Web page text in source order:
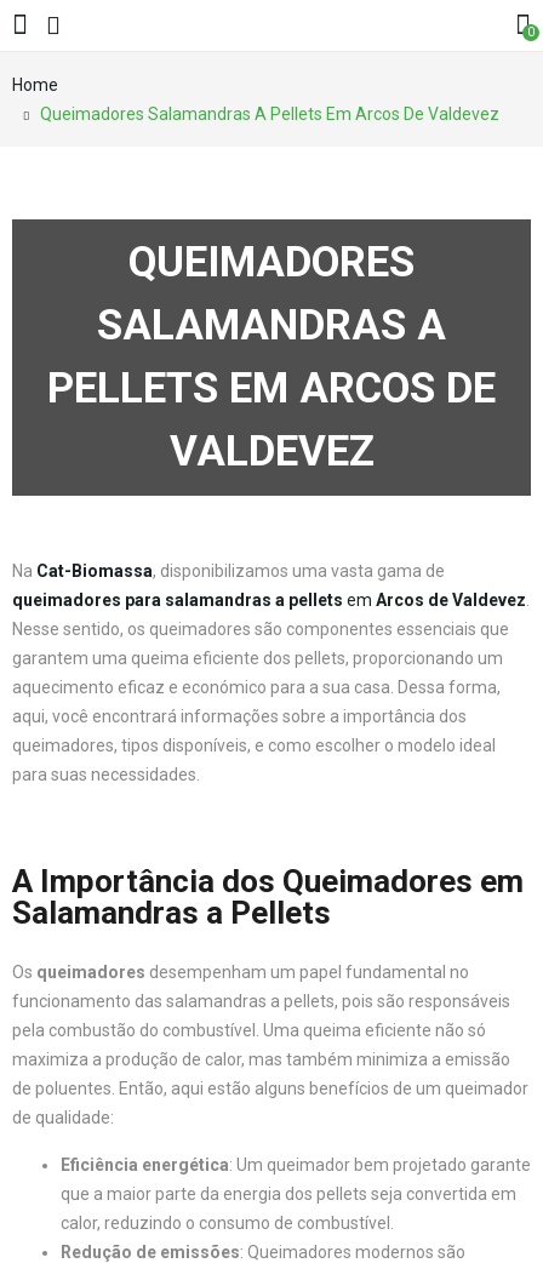
0
Home
Queimadores Salamandras A Pellets Em Arcos De Valdevez
QUEIMADORES
SALAMANDRAS A
PELLETS EM ARCOS DE
VALDEVEZ
Na Cat-Biomassa, disponibilizamos uma vasta gama de
queimadores para salamandras a pellets em Arcos de Valdevez
Nesse sentido, os queimadores são componentes essenciais que
garantem uma queima eficiente dos pellets, proporcionando um
aquecimento eficaz e económico para a sua casa. Dessa forma,
aqui, você encontrará informações sobre a importância dos
queimadores, tipos disponíveis, e como escolher o modelo ideal
para suas necessidades.
A Importância dos Queimadores em
Salamandras a Pellets
Os queimadores desempenham um papel fundamental no
funcionamento das salamandras a pellets, pois são responsáveis
pela combustão do combustível. Uma queima eficiente não só
maximiza a produção de calor, mas também minimiza a emissão
de poluentes. Então, aqui estão alguns benefícios de um queimador
de qualidade:
Eficiência energética: Um queimador bem projetado garante
que a maior parte da energia dos pellets seja convertida em
calor, reduzindo o consumo de combustível.
Redução de emissões: Queimadores modernos são